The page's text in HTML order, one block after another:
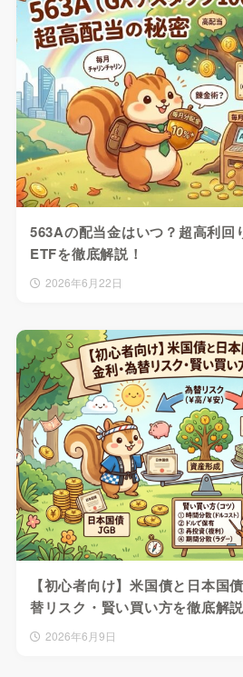
563Aの配当金はいつ？超高利回
ETFを徹底解説！
2026年6月22日
【初心者向け】米国債と日本国
替リスク・賢い買い方を徹底解説
2026年6月9日